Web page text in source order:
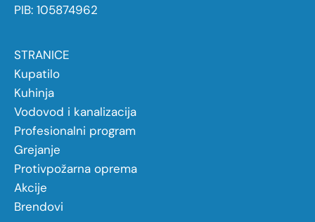
PIB: 105874962
STRANICE
Kupatilo
Kuhinja
Vodovod i kanalizacija
Profesionalni program
Grejanje
Protivpožarna oprema
Akcije
Brendovi